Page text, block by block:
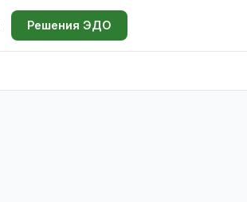
Решения ЭДО